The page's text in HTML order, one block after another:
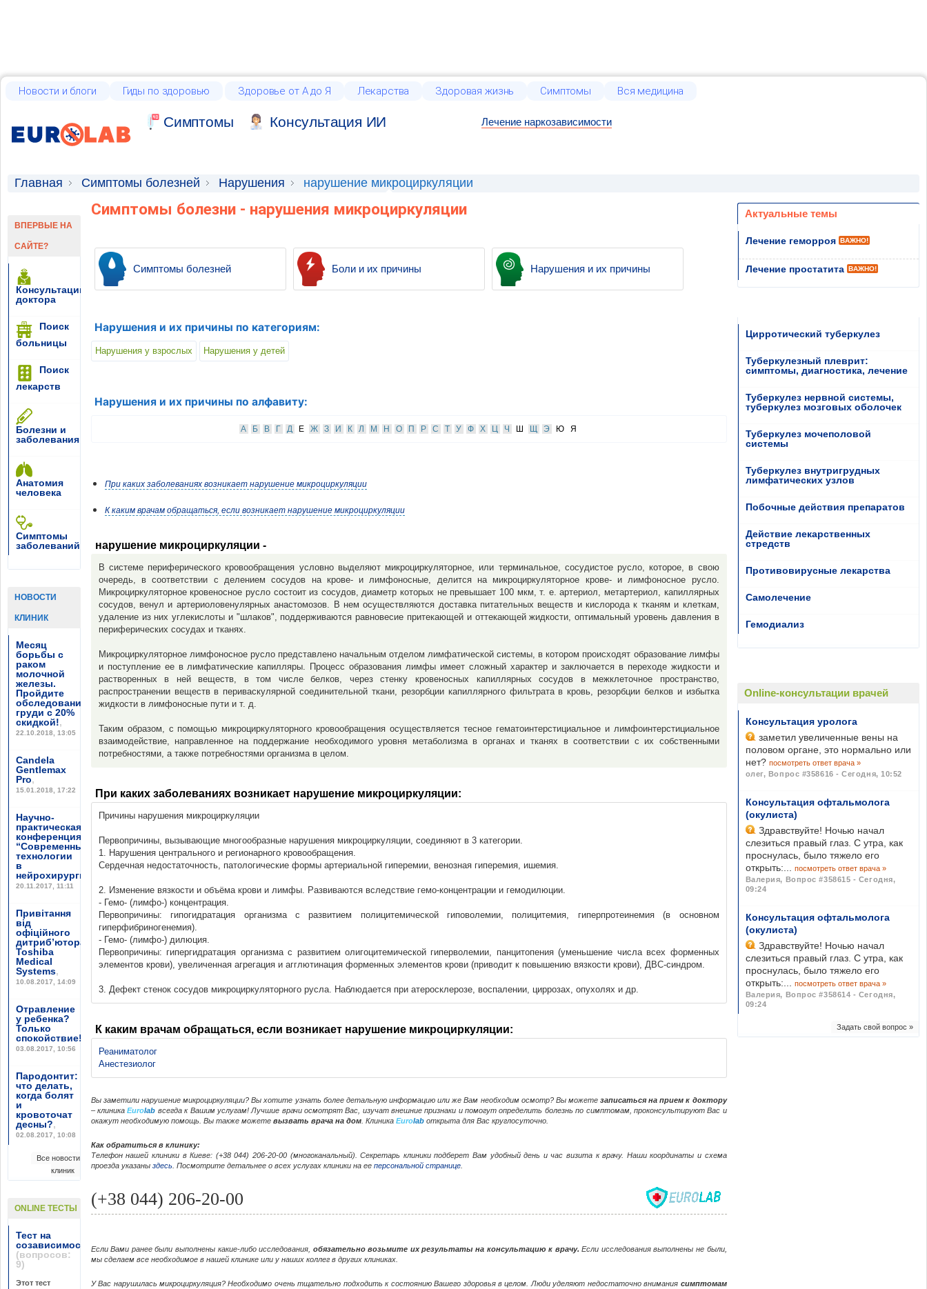
Новости и блоги Гиды по здоровью Здоровье от А до Я Лекарства Здоровая жизнь Симптомы Вся медицина
Cимптомы Консультация ИИ Лечение наркозависимости
Главная Симптомы болезней Нарушения нарушение микроциркуляции
ВПЕРВЫЕ НА
САЙТЕ?
Консультации
доктора
Поиск
больницы
Поиск
лекарств
Болезни и
заболевания
Анатомия
человека
Симптомы
заболеваний
НОВОСТИ
КЛИНИК
Месяц
борьбы с
раком
молочной
железы.
Пройдите
обследование
груди с 20%
скидкой!,
22.10.2018, 13:05
Candela
Gentlemax
Pro,
15.01.2018, 17:22
Научно-
практическая
конференция
“Современные
технологии
в
нейрохирургии”
20.11.2017, 11:11
Привітання
від
офіційного
дитриб’ютора
Toshiba
Medical
Systems,
10.08.2017, 14:09
Отравление
у ребенка?
Только
спокойствие!
03.08.2017, 10:56
Пародонтит:
что делать,
когда болят
и
кровоточат
десны?,
02.08.2017, 10:08
Все новости
клиник
ONLINE ТЕСТЫ
Тест на
созависимость
(вопросов:
9)
Этот тест
Симптомы болезни - нарушения микроциркуляции
Симптомы болезней Боли и их причины Нарушения и их причины
Нарушения и их причины по категориям:
Нарушения у взрослых Нарушения у детей
Нарушения и их причины по алфавиту:
А Б В Г Д Е Ж З И К Л М Н О П Р С Т У Ф Х Ц Ч Ш Щ Э Ю Я
При каких заболеваниях возникает нарушение микроциркуляции
К каким врачам обращаться, если возникает нарушение микроциркуляции
нарушение микроциркуляции -
В системе периферического кровообращения условно выделяют микроциркуляторное, или терминальное, сосудистое русло, которое, в свою
очередь, в соответствии с делением сосудов на крове- и лимфоносные, делится на микроциркуляторное крове- и лимфоносное русло.
Микроциркуляторное кровеносное русло состоит из сосудов, диаметр которых не превышает 100 мкм, т. е. артериол, метартериол, капиллярных
сосудов, венул и артериоловенулярных анастомозов. В нем осуществляются доставка питательных веществ и кислорода к тканям и клеткам,
удаление из них углекислоты и "шлаков", поддерживаются равновесие притекающей и оттекающей жидкости, оптимальный уровень давления в
периферических сосудах и тканях.
Микроциркуляторное лимфоносное русло представлено начальным отделом лимфатической системы, в котором происходят образование лимфы
и поступление ее в лимфатические капилляры. Процесс образования лимфы имеет сложный характер и заключается в переходе жидкости и
растворенных в ней веществ, в том числе белков, через стенку кровеносных капиллярных сосудов в межклеточное пространство,
распространении веществ в периваскулярной соединительной ткани, резорбции капиллярного фильтрата в кровь, резорбции белков и избытка
жидкости в лимфоносные пути и т. д.
Таким образом, с помощью микроциркуляторного кровообращения осуществляется тесное гематоинтерстициальное и лимфоинтерстициальное
взаимодействие, направленное на поддержание необходимого уровня метаболизма в органах и тканях в соответствии с их собственными
потребностями, а также потребностями организма в целом.
При каких заболеваниях возникает нарушение микроциркуляции:
Причины нарушения микроциркуляции
Первопричины, вызывающие многообразные нарушения микроциркуляции, соединяют в 3 категории.
1. Нарушения центрального и регионарного кровообращения.
Сердечная недостаточность, патологические формы артериальной гиперемии, венозная гиперемия, ишемия.
2. Изменение вязкости и объёма крови и лимфы. Развиваются вследствие гемо-концентрации и гемодилюции.
- Гемо- (лимфо-) концентрация.
Первопричины: гипогидратация организма с развитием полицитемической гиповолемии, полицитемия, гиперпротеинемия (в основном
гиперфибриногенемия).
- Гемо- (лимфо-) дилюция.
Первопричины: гипергидратация организма с развитием олигоцитемической гиперволемии, панцитопения (уменьшение числа всех форменных
элементов крови), увеличенная агрегация и агглютинация форменных элементов крови (приводит к повышению вязкости крови), ДВС-синдром.
3. Дефект стенок сосудов микроциркуляторного русла. Наблюдается при атеросклерозе, воспалении, циррозах, опухолях и др.
К каким врачам обращаться, если возникает нарушение микроциркуляции:
Реаниматолог
Анестезиолог
Вы заметили нарушение микроциркуляции? Вы хотите узнать более детальную информацию или же Вам необходим осмотр? Вы можетезаписаться на прием к доктору
– клиникаEurolab всегда к Вашим услугам! Лучшие врачи осмотрят Вас, изучат внешние признаки и помогут определить болезнь по симптомам, проконсультируют Вас и
окажут необходимую помощь. Вы также можете вызвать врача на дом. Клиника Eurolabоткрыта для Вас круглосуточно.
Как обратиться в клинику:
Телефон нашей клиники в Киеве: (+38 044) 206-20-00 (многоканальный). Секретарь клиники подберет Вам удобный день и час визита к врачу. Наши координаты и схема
проезда указаны здесь . Посмотрите детальнее о всех услугах клиники на ее персональной странице.
(+38 044) 206-20-00
Если Вами ранее были выполнены какие-либо исследования, обязательно возьмите их результаты на консультацию к врачу. Если исследования выполнены не были,
мы сделаем все необходимое в нашей клинике или у наших коллег в других клиниках.
У Вас нарушилась микроциркуляция? Необходимо очень тщательно подходить к состоянию Вашего здоровья в целом. Люди уделяют недостаточно внимания симптомам
Актуальные темы
Лечение геморроя ВАЖНО!
Лечение простатита ВАЖНО!
Цирротический туберкулез
Туберкулезный плеврит:
симптомы, диагностика, лечение
Туберкулез нервной системы,
туберкулез мозговых оболочек
Туберкулез мочеполовой
системы
Туберкулез внутригрудных
лимфатических узлов
Побочные действия препаратов
Действие лекарственных
стредств
Противовирусные лекарства
Самолечение
Гемодиализ
Online-консультации врачей
Консультация уролога
заметил увеличенные вены на
половом органе, это нормально или
нет? посмотреть ответ врача »
олег, Вопрос #358616 - Сегодня, 10:52
Консультация офтальмолога
(окулиста)
Здравствуйте! Ночью начал
слезиться правый глаз. С утра, как
проснулась, было тяжело его
открыть:...
посмотреть ответ врача »
Валерия, Вопрос #358615 - Сегодня,
09:24
Консультация офтальмолога
(окулиста)
Здравствуйте! Ночью начал
слезиться правый глаз. С утра, как
проснулась, было тяжело его
открыть:...
посмотреть ответ врача »
Валерия, Вопрос #358614 - Сегодня,
09:24
Задать свой вопрос »